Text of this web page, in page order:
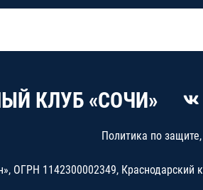
КЛУБ «СОЧИ»
Политика по
ОГРН 1142300002349, Краснодарский